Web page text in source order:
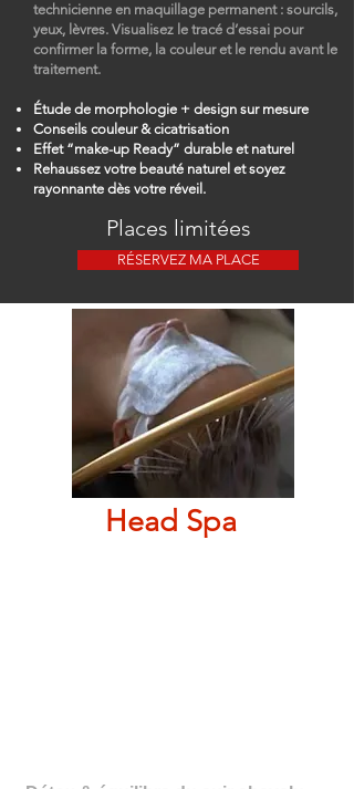
technicienne en maquillage permanent : sourcils,
yeux, lèvres. Visualisez le tracé d’essai pour
confirmer la forme, la couleur et le rendu avant le
traitement.
Étude de morphologie + design sur mesure
Conseils couleur & cicatrisation
Effet “make-up Ready” durable et naturel
Rehaussez votre beauté naturel et soyez
rayonnante dès votre réveil.
Places limitées
RÉSERVEZ MA PLACE
Head Spa